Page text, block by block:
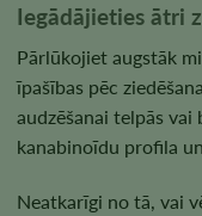
Iegādājieties ātri
Pārlūkojiet augstāk
īpašības pēc
audzēšanai telpās vai
kanabinoīdu profila
Neatkarīgi no tā, vai